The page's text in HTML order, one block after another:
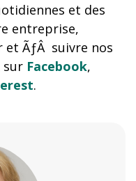
et des
entreprise,
et ÃƒÂ suivre nos
sur Facebook,
.